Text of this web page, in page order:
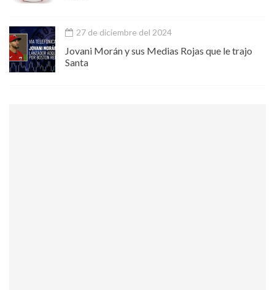
27 de diciembre del 2024
Jovani Morán y sus Medias Rojas que le trajo
Santa